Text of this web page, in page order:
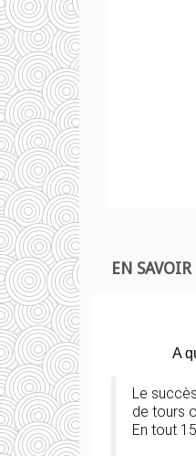
EN
A
Le
de tours
En tout